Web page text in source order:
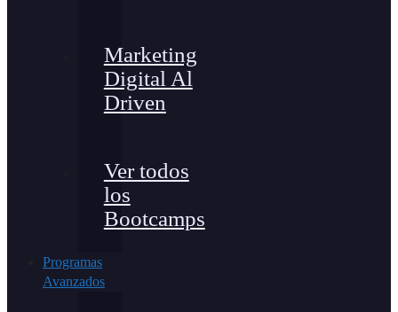
Marketing
Digital Al
Driven
Ver todos
los
Bootcamps
Programas
Avanzados